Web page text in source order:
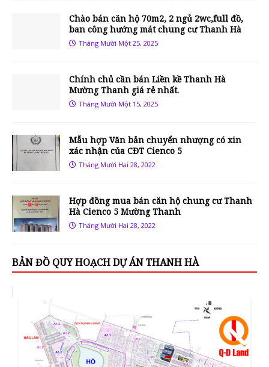
Chào bán căn hộ 70m2, 2 ngủ 2wc,full đồ,
ban công hướng mát chung cư Thanh Hà
Tháng Mười Một 25, 2025
Chính chủ cần bán Liền kề Thanh Hà
Mường Thanh giá rẻ nhất.
Tháng Mười Một 15, 2025
Mẫu hợp Văn bản chuyển nhượng có xin
xác nhận của CĐT Cienco 5
Tháng Mười Hai 28, 2022
Hợp đồng mua bán căn hộ chung cư Thanh
Hà Cienco 5 Mường Thanh
Tháng Mười Hai 28, 2022
BẢN ĐỒ QUY HOẠCH DỰ ÁN THANH HÀ